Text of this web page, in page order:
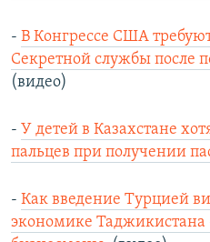
- В Конгрессе США
Секретной службы после
(видео)
- У детей в Казахстане
пальцев при получении
- Как введение Турцией
экономике Таджикистана